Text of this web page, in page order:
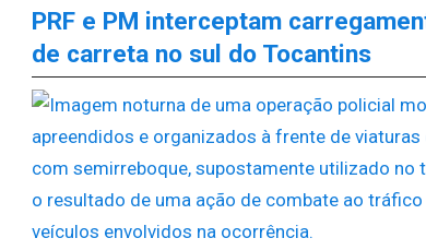
PRF e PM interceptam
de carreta no sul do Tocantins